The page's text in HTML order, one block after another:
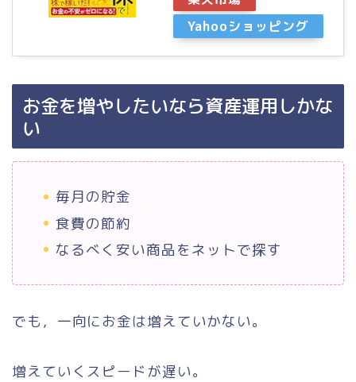
Yahooショッピング
お金を増やしたいなら資産運用しかな
い
毎月の貯金
食費の節約
なるべく安い商品をネットで探す
でも，一向にお金は増えていかない。
増えていくスピードが遅い。